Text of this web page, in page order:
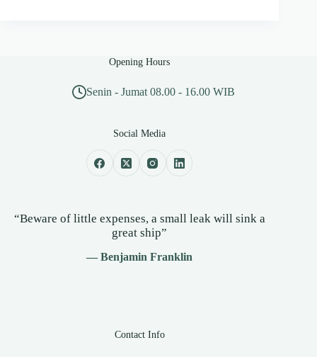
Opening Hours
Senin - Jumat 08.00 - 16.00 WIB
Social Media
“Beware of little expenses, a small leak will sink a
great ship”
— Benjamin Franklin
Contact Info